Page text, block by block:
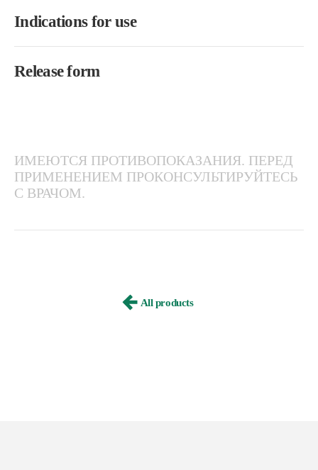
Indications for use
Release form
ИМЕЮТСЯ ПРОТИВОПОКАЗАНИЯ. ПЕРЕД
ПРИМЕНЕНИЕМ ПРОКОНСУЛЬТИРУЙТЕСЬ
С ВРАЧОМ.
All products